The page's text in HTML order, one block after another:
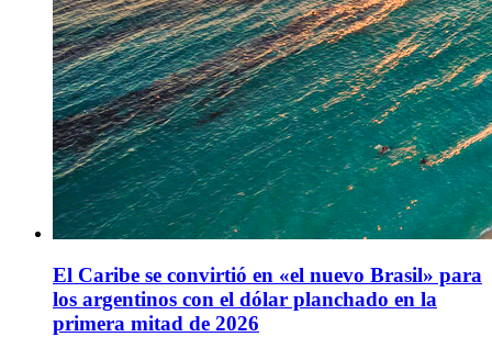
El Caribe se convirtió en «el nuevo Brasil» para
los argentinos con el dólar planchado en la
primera mitad de 2026